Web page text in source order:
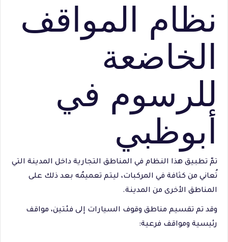
نظام المواقف
الخاضعة
للرسوم في
أبوظبي
تمّ تطبيق هذا النظام في المناطق التجارية داخل المدينة التي
تُعاني من كثافة في المركبات، ليتم تعميمُه بعد ذلك على
المناطق الأخرى من المدينة.
وقد تم تقسيم مناطق وقوف السيارات إلى فئتين، مواقف
رئيسية ومواقف فرعية: